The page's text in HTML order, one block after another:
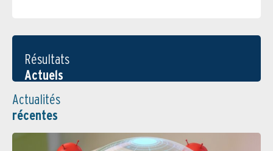
Résultats
Actuels
Actualités
récentes